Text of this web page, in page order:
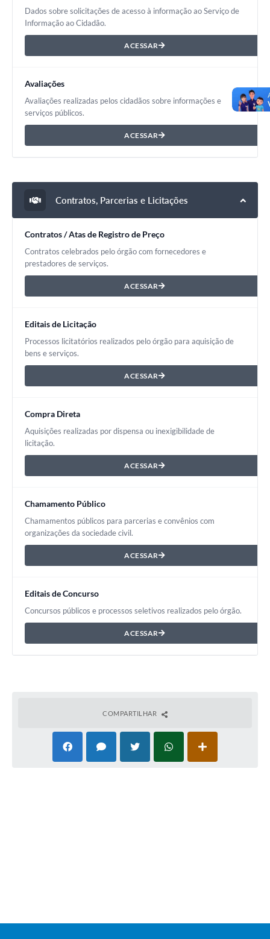
Dados sobre solicitações de acesso à informação ao Serviço de
Informação ao Cidadão.
ACESSAR
Avaliações
Avaliações realizadas pelos cidadãos sobre informações e
serviços públicos.
ACESSAR
Contratos, Parcerias e Licitações
Contratos / Atas de Registro de Preço
Contratos celebrados pelo órgão com fornecedores e
prestadores de serviços.
ACESSAR
Editais de Licitação
Processos licitatórios realizados pelo órgão para aquisição de
bens e serviços.
ACESSAR
Compra Direta
Aquisições realizadas por dispensa ou inexigibilidade de
licitação.
ACESSAR
Chamamento Público
Chamamentos públicos para parcerias e convênios com
organizações da sociedade civil.
ACESSAR
Editais de Concurso
Concursos públicos e processos seletivos realizados pelo órgão.
ACESSAR
COMPARTILHAR